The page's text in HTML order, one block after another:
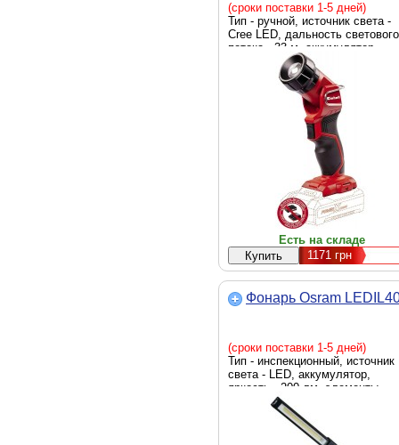
(сроки поставки 1-5 дней)
Тип - ручной, источник света -
Cree LED, дальность светового
потока - 33 м, аккумулятор,
яркость - 280 люмен, элементы
питания - Li-Ion, вес - 230 г
Есть на складе
1171грн
Фонарь Osram
(сроки поставки 1-5 дней)
Тип - инспекционный, источник
света - LED, аккумулятор,
яркость - 200 лм, элементы
питания - встроенный
аккумулятор, вес - 110 г